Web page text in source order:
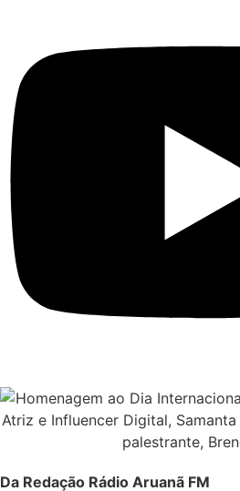
Da Redação Rádio Aruanã FM